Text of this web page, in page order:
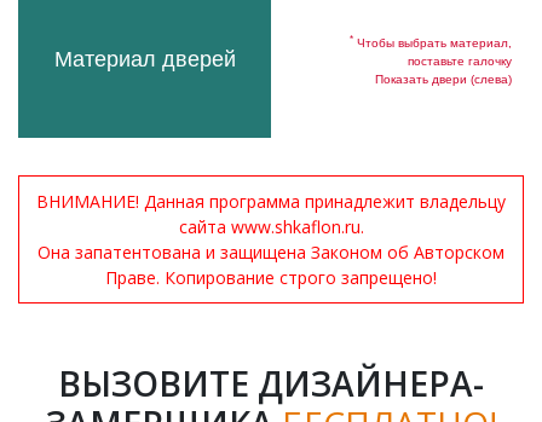
Материал дверей
* Чтобы выбрать материал,
поставьте галочку
Показать двери (слева)
ВНИМАНИЕ! Данная программа принадлежит владельцу
сайта www.shkaflon.ru.
Она запатентована и защищена Законом об Авторском
Праве. Копирование строго запрещено!
ВЫЗОВИТЕ ДИЗАЙНЕРА-